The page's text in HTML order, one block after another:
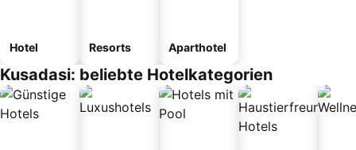
Hotel Resorts Aparthotel
Kusadasi: beliebte Hotelkategorien